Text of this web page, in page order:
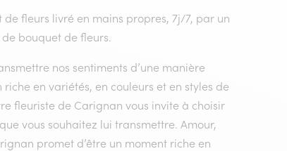
fleurs livré en mains propres, 7j/7, par un
bouquet de fleurs.
nos sentiments d’une manière
en variétés, en couleurs et en styles de
fleuriste de Carignan vous invite à choisir
vous souhaitez lui transmettre. Amour,
promet d’être un moment riche en